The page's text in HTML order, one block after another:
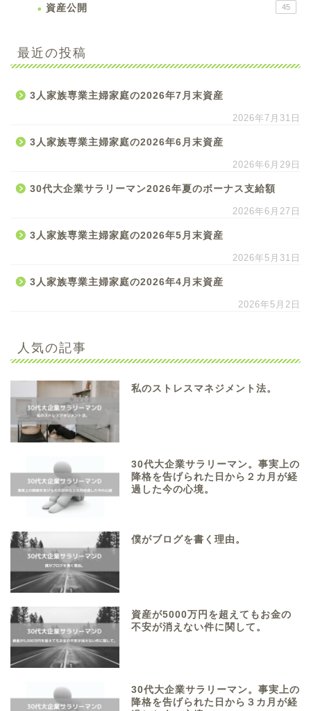
資産公開 45
最近の投稿
3人家族専業主婦家庭の2026年7月末資産
2026年7月31日
3人家族専業主婦家庭の2026年6月末資産
2026年6月29日
30代大企業サラリーマン2026年夏のボーナス支給額
2026年6月27日
3人家族専業主婦家庭の2026年5月末資産
2026年5月31日
3人家族専業主婦家庭の2026年4月末資産
2026年5月2日
人気の記事
私のストレスマネジメント法。
30代大企業サラリーマン。事実上の
降格を告げられた日から２カ月が経
過した今の心境。
僕がブログを書く理由。
資産が5000万円を超えてもお金の
不安が消えない件に関して。
30代大企業サラリーマン。事実上の
降格を告げられた日から３カ月が経